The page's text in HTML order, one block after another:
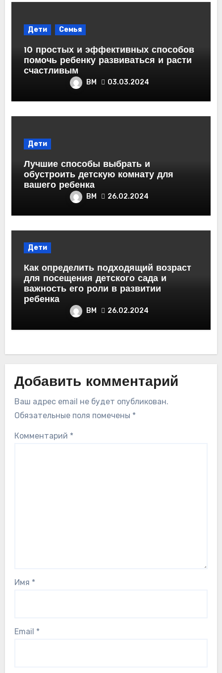
Дети Семья
10 простых и эффективных способов
помочь ребенку развиваться и расти
счастливым
ВМ 03.03.2024
Дети
Лучшие способы выбрать и
обустроить детскую комнату для
вашего ребенка
ВМ 26.02.2024
Дети
Как определить подходящий возраст
для посещения детского сада и
важность его роли в развитии
ребенка
ВМ 26.02.2024
Добавить комментарий
Ваш адрес email не будет опубликован.
Обязательные поля помечены *
Комментарий *
Имя *
Email *